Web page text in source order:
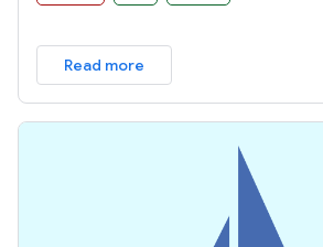
Read more